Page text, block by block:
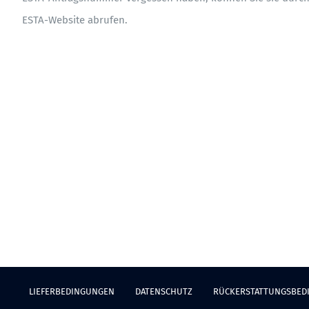
ESTA-Website abrufen.
LIEFERBEDINGUNGEN DATENSCHUTZ